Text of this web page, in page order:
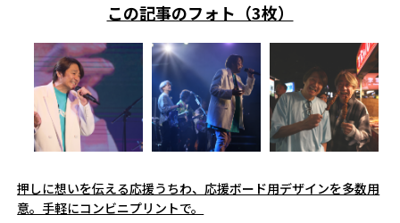
この記事のフォト（3枚）
押しに想いを伝える応援うちわ、応援ボード用デザインを多数用
意。手軽にコンビニプリントで。